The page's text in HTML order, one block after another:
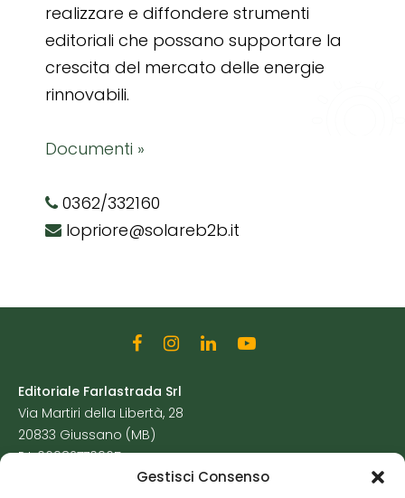
Gestisci Consenso
realizzare e diffondere strumenti
editoriali che possano supportare la
crescita del mercato delle energie
rinnovabili.
Documenti »
0362/332160
lopriore@solareb2b.it
Editoriale Farlastrada Srl
Via Martiri della Libertà, 28
20833 Giussano (MB)
P.I. 06982770965